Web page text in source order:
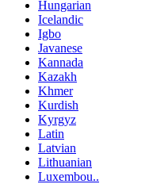
Hungarian
Icelandic
Igbo
Javanese
Kannada
Kazakh
Khmer
Kurdish
Kyrgyz
Latin
Latvian
Lithuanian
Luxembou..